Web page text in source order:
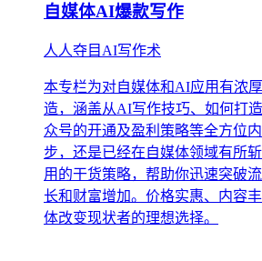
自媒体AI爆款写作
人人夺目AI写作术
本专栏为对自媒体和AI应用有浓
造，涵盖从AI写作技巧、如何打
众号的开通及盈利策略等全方位
步，还是已经在自媒体领域有所
用的干货策略，帮助你迅速突破
长和财富增加。价格实惠、内容
体改变现状者的理想选择。